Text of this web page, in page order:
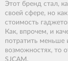
Этот бренд стал,
своей сфере, но
стоимость
Как, впрочем, и
потратить меньше
возможностях, то